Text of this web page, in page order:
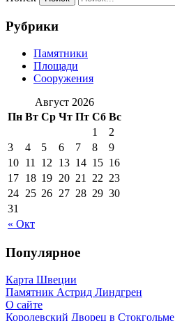
Рубрики
Памятники
Площади
Сооружения
Август 2026
Пн Вт Ср Чт Пт Сб Вс
« Окт
1
2
3
4 5 6 7 8
9
10 11 12 13 14 15 16
17 18 19 20 21 22 23
24 25 26 27 28 29 30
31
Популярное
Карта Швеции
Памятник Астрид Линдгрен
О сайте
Королевский Дворец в Стокгольме